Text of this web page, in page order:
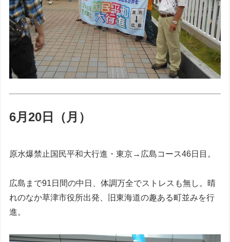
6月20日（月）
原水爆禁止国民平和大行進・東京→広島コース46日目。
広島まで91日間の中日、体調万全でストレスも無し。晴
れのなか草津市役所出発、旧東海道の趣ある町並みを行
進。